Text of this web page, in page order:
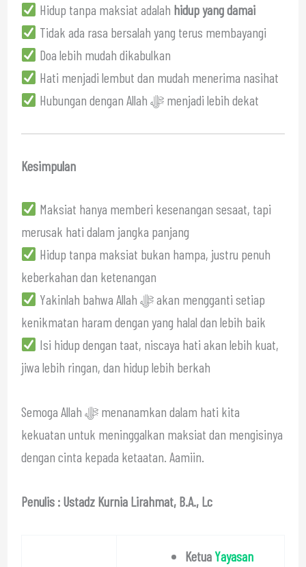
Hidup tanpa maksiat adalah hidup yang damai
Tidak ada rasa bersalah yang terus membayangi
Doa lebih mudah dikabulkan
Hati menjadi lembut dan mudah menerima nasihat
Hubungan dengan Allah ﷻ menjadi lebih dekat
Kesimpulan
Maksiat hanya memberi kesenangan sesaat, tapi
merusak hati dalam jangka panjang
Hidup tanpa maksiat bukan hampa, justru penuh
keberkahan dan ketenangan
Yakinlah bahwa Allah ﷻ akan mengganti setiap
kenikmatan haram dengan yang halal dan lebih baik
Isi hidup dengan taat, niscaya hati akan lebih kuat,
jiwa lebih ringan, dan hidup lebih berkah
Semoga Allah ﷻ menanamkan dalam hati kita
kekuatan untuk meninggalkan maksiat dan mengisinya
dengan cinta kepada ketaatan. Aamiin.
Penulis : Ustadz Kurnia Lirahmat, B.A., Lc
Ketua Yayasan